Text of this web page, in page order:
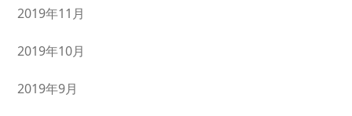
2019年11月
2019年10月
2019年9月